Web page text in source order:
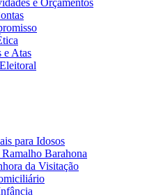
e Orçamentos
e Atas
para Idosos
Barahona
da Visitação